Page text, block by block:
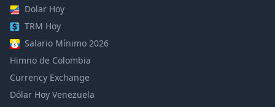
Dolar Hoy
TRM Hoy
Salario Mínimo 2026
Himno de Colombia
Currency Exchange
Dólar Hoy Venezuela